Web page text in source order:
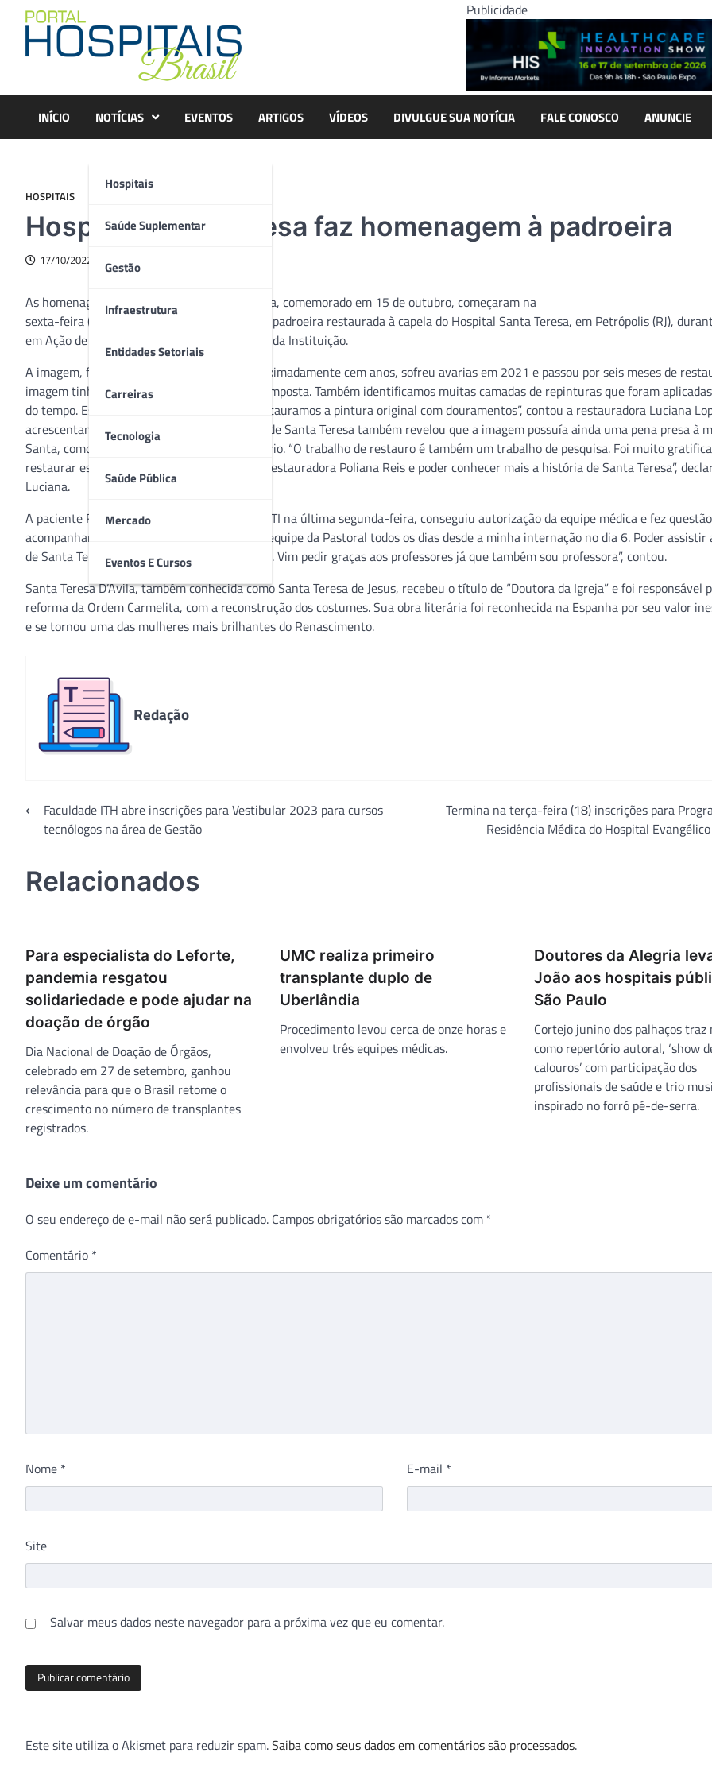
content
Publicidade
INÍCIO NOTÍCIAS
Hospitais
Saúde Suplementar
Gestão
Infraestrutura
Entidades Setoriais
Carreiras
Tecnologia
Saúde Pública
Mercado
Eventos E Cursos
EVENTOS ARTIGOS VÍDEOS DIVULGUE SUA NOTÍCIA FALE CONOSCO ANUNCIE
HOSPITAIS
Hospital Santa Teresa faz homenagem à padroeira
17/10/2022
As homenagens ao Dia de Santa Teresa D’Ávila, comemorado em 15 de outubro, começaram na
sexta-feira (14), com a entrega da imagem da padroeira restaurada à capela do Hospital Santa Teresa, em Petrópolis (RJ),
em Ação de Graças realizada para a padroeira da Instituição.
A imagem, feita em madeira, que possui aproximadamente cem anos, sofreu avarias em 2021 e passou por seis meses de
imagem tinha perdido a mão direita e foi recomposta. Também identificamos muitas camadas de repinturas que foram
do tempo. Essas tintas foram removidas e restauramos a pintura original com douramentos”, contou a restauradora Luciana
acrescentando que a pesquisa da iconografia de Santa Teresa também revelou que a imagem possuía ainda uma pena presa à
Santa, como referência ao seu trabalho literário. “O trabalho de restauro é também um trabalho de pesquisa. Foi muito
restaurar esta imagem junto com a também restauradora Poliana Reis e poder conhecer mais a história de Santa Teresa”,
Luciana.
A paciente Renata Beatriz, que teve alta da UTI na última segunda-feira, conseguiu autorização da equipe médica e fez
acompanhar a missa. “Recebi a Eucaristia da equipe da Pastoral todos os dias desde a minha internação no dia 6. Poder assistir
de Santa Teresa hoje foi um presente de Deus. Vim pedir graças aos professores já que também sou professora”, contou.
Santa Teresa D’Ávila, também conhecida como Santa Teresa de Jesus, recebeu o título de “Doutora da Igreja” e foi responsável
reforma da Ordem Carmelita, com a reconstrução dos costumes. Sua obra literária foi reconhecida na Espanha por seu valor
e se tornou uma das mulheres mais brilhantes do Renascimento.
Redação
Navegação
⟵Faculdade ITH abre inscrições para Vestibular 2023 para cursos
tecnólogos na área de Gestão
Termina na terça-feira (18) inscrições para
Residência Médica do Hospital
Relacionados
Para especialista do Leforte,
pandemia resgatou
solidariedade e pode ajudar na
doação de órgão
Dia Nacional de Doação de Órgãos,
celebrado em 27 de setembro, ganhou
relevância para que o Brasil retome o
crescimento no número de transplantes
registrados.
UMC realiza primeiro
transplante duplo de
Uberlândia
Procedimento levou cerca de onze horas e
envolveu três equipes médicas.
Doutores da Alegria
João aos hospitais
São Paulo
Cortejo junino dos palhaços traz
como repertório autoral, ‘show
calouros’ com participação dos
profissionais de saúde e trio
inspirado no forró pé-de-serra.
Deixe um comentário
O seu endereço de e-mail não será publicado. Campos obrigatórios são marcados com *
Comentário *
Nome * E-mail *
Site
Salvar meus dados neste navegador para a próxima vez que eu comentar.
Este site utiliza o Akismet para reduzir spam.Saiba como seus dados em comentários são processados.